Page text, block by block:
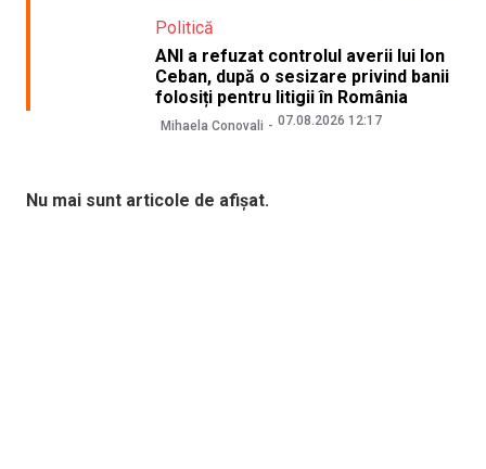
Politică
ANI a refuzat controlul averii lui Ion
Ceban, după o sesizare privind banii
folosiți pentru litigii în România
Mihaela Conovali 07.08.2026 12:17
Nu mai sunt articole de afișat.